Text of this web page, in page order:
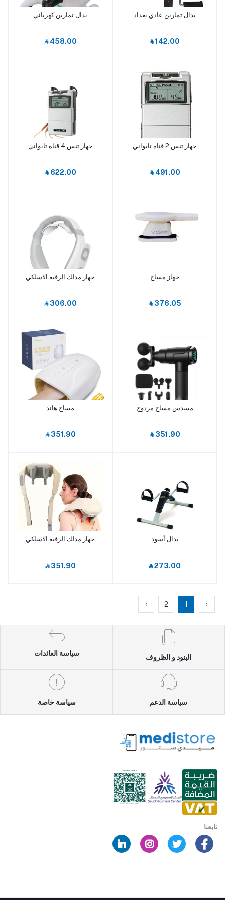
أضف إلى السلة
بدال تمارين عادي بعداد
‎⃁ 142.00
أضف إلى السلة
بدال تمارين كهربائي
‎⃁ 458.00
أضف إلى السلةجهاز تنس 2 قناة تايواني
‎⃁ 491.00
أضف إلى السلةجهاز تنس 4 قناة تايواني
‎⃁ 622.00
أضف إلى السلة
جهاز مساج
‎⃁ 376.05
أضف إلى السلة
جهاز مدلك الرقبة الاسلكي
‎⃁ 306.00
أضف إلى السلة
مسدس مساج مزدوج
‎⃁ 351.90
أضف إلى السلة
مساج هاند
‎⃁ 351.90
أضف إلى السلة
بدال أسود
‎⃁ 273.00
أضف إلى السلة
جهاز مدلك الرقبة الاسلكي
‎⃁ 351.90
‹
1
2
›
البنود و الظروف
سياسة العائدات
سياسة الدعم سياسة خاصة
تابعنا